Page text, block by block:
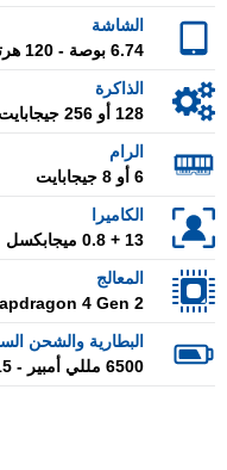
الشاشة
6.74 بوصة - 120 هرتز - IPS LCD
الذاكرة
128 أو 256 جيجابايت
الرام
6 أو 8 جيجابايت
الكاميرا
13 + 0.8 ميجابكسل
المعالج
4 Gen 2
البطارية والشحن
6500 مللي أمبير - 15 واط